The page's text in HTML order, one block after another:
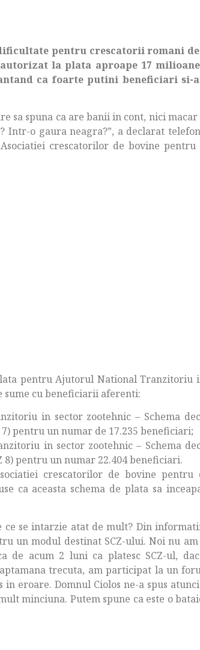
pentru crescatorii romani
la plata aproape 17
ca foarte putini beneficiari si-
sa spuna ca are banii in cont, nici macar
Intr-o gaura neagra?”, a declarat
crescatorilor de bovine
pentru Ajutorul National Tranzitoriu
sume cu beneficiarii aferenti:
in sector zootehnic – Schema
pentru un numar de 17.235 beneficiari;
in sector zootehnic – Schema
pentru un numar 22.404 beneficiari.
crescatorilor de bovine pentru
ca aceasta schema de plata sa
ce se intarzie atat de mult? Din
un modul destinat SCZ-ului. Noi nu
acum 2 luni ca platesc SCZ-ul,
trecuta, am participat la un
eroare. Domnul Ciolos ne-a spus atunci
minciuna. Putem spune ca este o